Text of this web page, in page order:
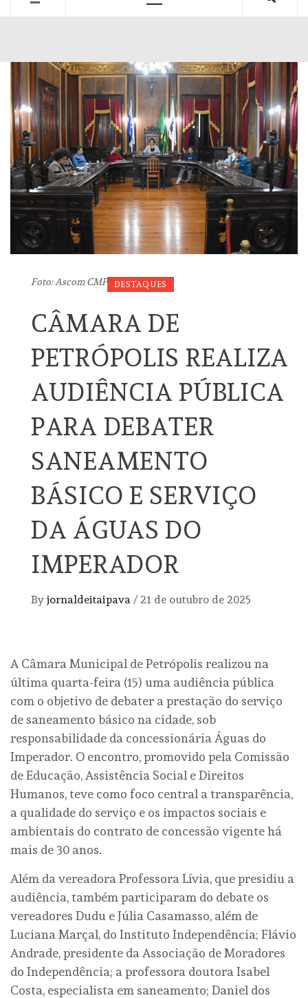
Foto: Ascom CMP DESTAQUES
CÂMARA DE
PETRÓPOLIS REALIZA
AUDIÊNCIA PÚBLICA
PARA DEBATER
SANEAMENTO
BÁSICO E SERVIÇO
DA ÁGUAS DO
IMPERADOR
By jornaldeitaipava / 21 de outubro de 2025
A Câmara Municipal de Petrópolis realizou na
última quarta-feira (15) uma audiência pública
com o objetivo de debater a prestação do serviço
de saneamento básico na cidade, sob
responsabilidade da concessionária Águas do
Imperador. O encontro, promovido pela Comissão
de Educação, Assistência Social e Direitos
Humanos, teve como foco central a transparência,
a qualidade do serviço e os impactos sociais e
ambientais do contrato de concessão vigente há
mais de 30 anos.
Além da vereadora Professora Lívia, que presidiu a
audiência, também participaram do debate os
vereadores Dudu e Júlia Casamasso, além de
Luciana Marçal, do Instituto Independência; Flávio
Andrade, presidente da Associação de Moradores
do Independência; a professora doutora Isabel
Costa, especialista em saneamento; Daniel dos